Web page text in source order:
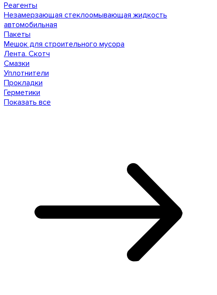
Реагенты
Незамерзающая стеклоомывающая жидкость
автомобильная
Пакеты
Мешок для строительного мусора
Лента. Скотч
Смазки
Уплотнители
Прокладки
Герметики
Показать все